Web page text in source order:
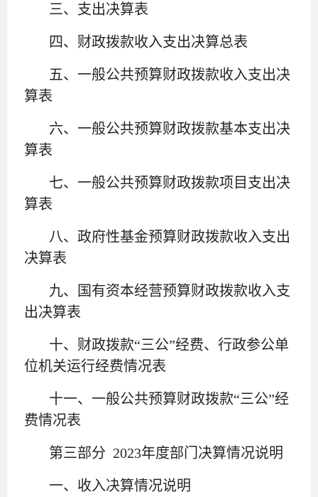
三、支出决算表
四、财政拨款收入支出决算总表
五、一般公共预算财政拨款收入支出决
算表
六、一般公共预算财政拨款基本支出决
算表
七、一般公共预算财政拨款项目支出决
算表
八、政府性基金预算财政拨款收入支出
决算表
九、国有资本经营预算财政拨款收入支
出决算表
十、 财政拨款“三公”经费、行政参公单
位机关运行经费情况表
十一、一般公共预算财政拨款“三公”经
费情况表
第三部分 2023年度部门决算情况说明
一、收入决算情况说明